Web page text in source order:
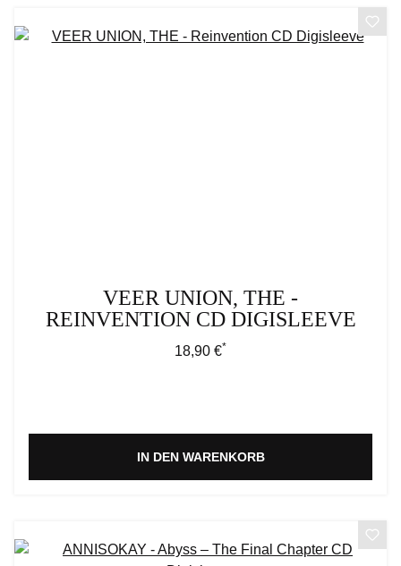
VEER UNION, THE -
REINVENTION CD DIGISLEEVE
Regulärer Preis:
18,90 €*
IN DEN WARENKORB